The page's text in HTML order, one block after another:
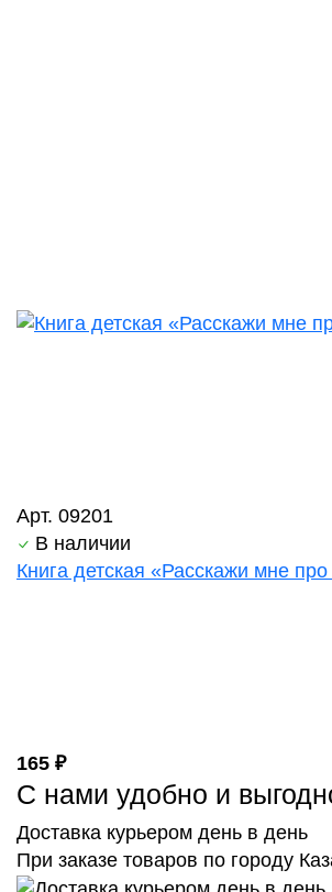
Арт. 09201
В наличии
Книга детская «Расскажи мне
165 ₽
С нами удобно и
Доставка курьером день в день
При заказе товаров по городу